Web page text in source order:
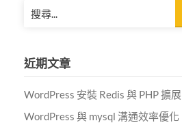
搜
尋
字:
近期文章
WordPress 安裝 Redis 與 PHP 擴展
WordPress 與 mysql 溝通效率優化